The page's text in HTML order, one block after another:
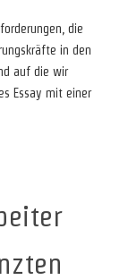
die
in den
auf die wir
Essay mit einer